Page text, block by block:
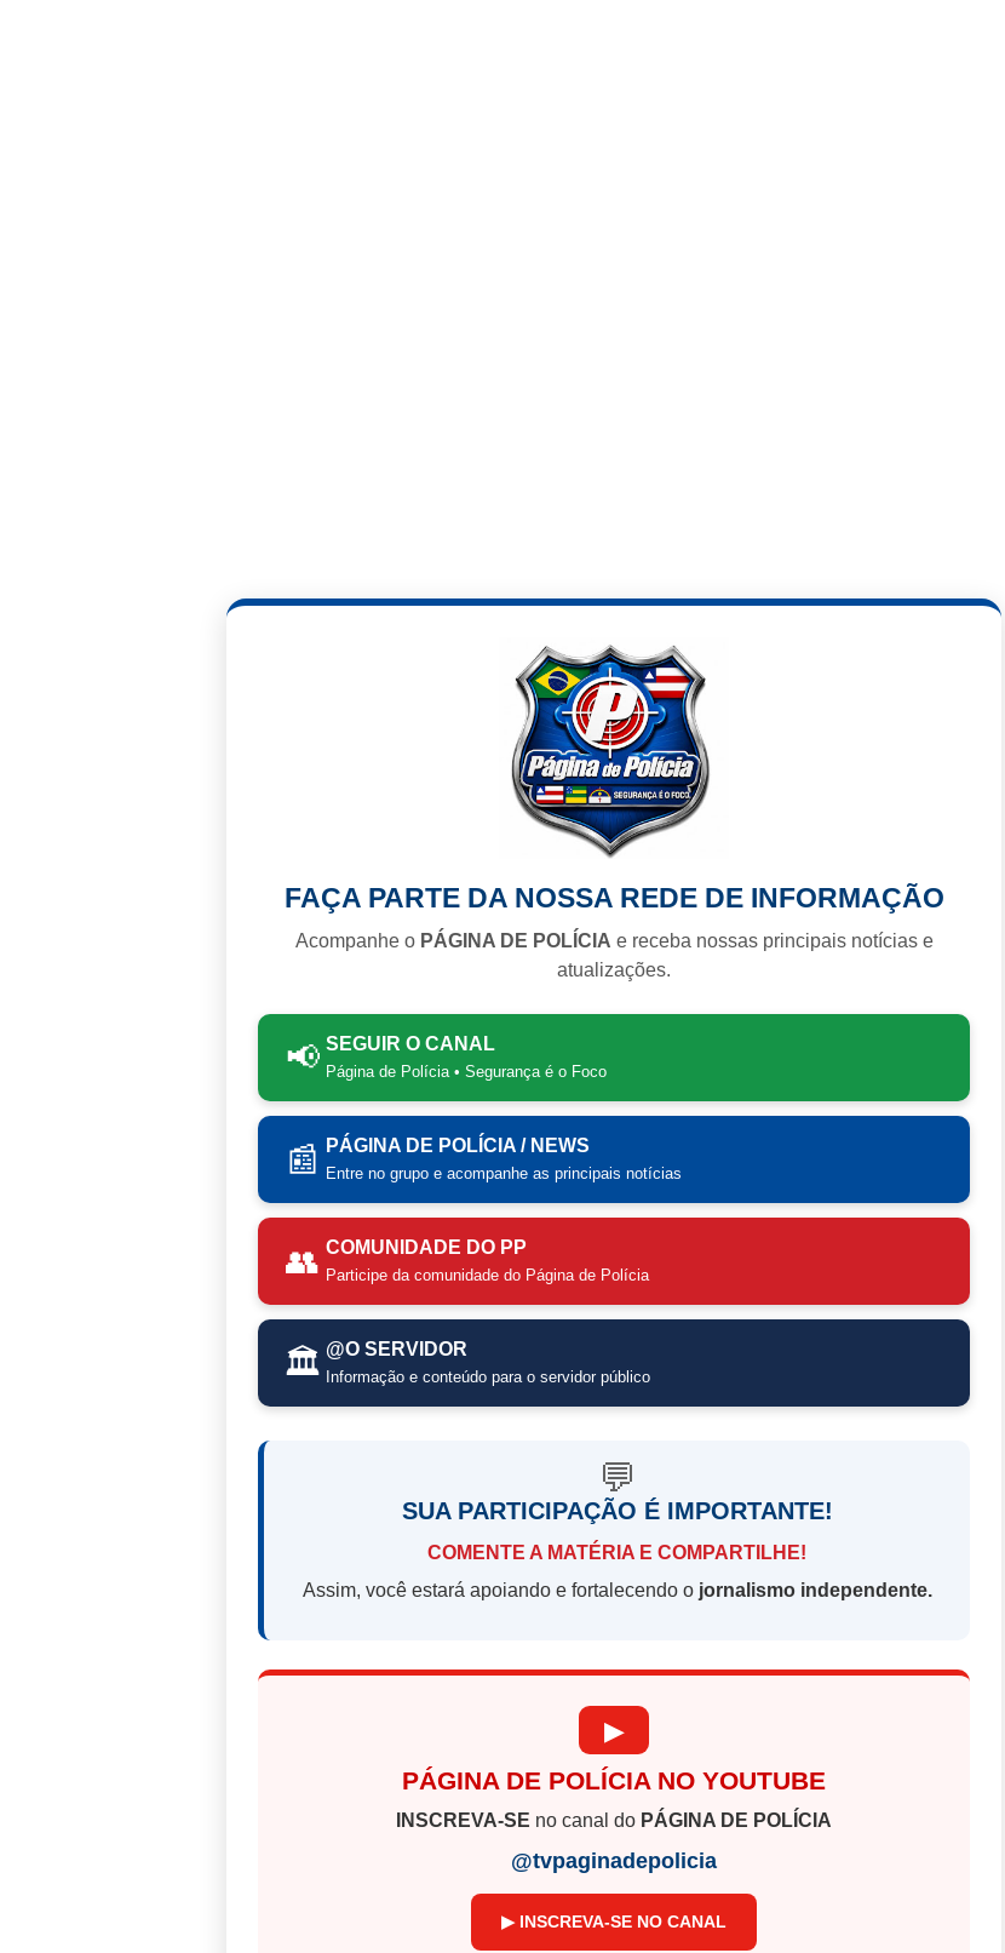
FAÇA PARTE DA NOSSA REDE DE INFORMAÇÃO
Acompanhe o PÁGINA DE POLÍCIA e receba nossas principais notícias e
atualizações.
📢 SEGUIR O CANAL
Página de Polícia • Segurança é o Foco
📰 PÁGINA DE POLÍCIA / NEWS
Entre no grupo e acompanhe as principais notícias
👥 COMUNIDADE DO PP
Participe da comunidade do Página de Polícia
🏛️ @O SERVIDOR
Informação e conteúdo para o servidor público
💬
SUA PARTICIPAÇÃO É IMPORTANTE!
COMENTE A MATÉRIA E COMPARTILHE!
Assim, você estará apoiando e fortalecendo o jornalismo independente.
▶
PÁGINA DE POLÍCIA NO YOUTUBE
INSCREVA-SE no canal do PÁGINA DE POLÍCIA
@tvpaginadepolicia
▶ INSCREVA-SE NO CANAL